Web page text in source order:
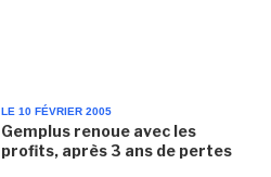
LE 10 FÉVRIER 2005
Gemplus renoue avec les
profits, après 3 ans de pertes